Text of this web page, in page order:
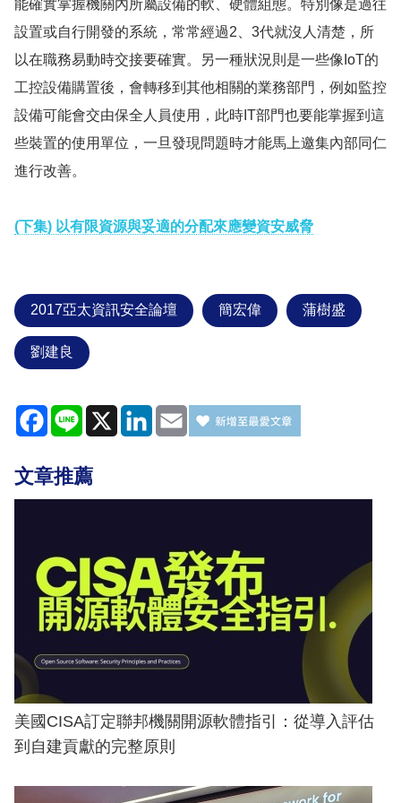
能確實掌握機關內所屬設備的軟、硬體組態。特別像是過往
設置或自行開發的系統，常常經過2、3代就沒人清楚，所
以在職務易動時交接要確實。另一種狀況則是一些像IoT的
工控設備購置後，會轉移到其他相關的業務部門，例如監控
設備可能會交由保全人員使用，此時IT部門也要能掌握到這
些裝置的使用單位，一旦發現問題時才能馬上邀集內部同仁
進行改善。
(下集) 以有限資源與妥適的分配來應變資安威脅
2017亞太資訊安全論壇 簡宏偉 蒲樹盛
劉建良
Facebook
Line X LinkedIn
Email
文章推薦
美國CISA訂定聯邦機關開源軟體指引：從導入評估
到自建貢獻的完整原則